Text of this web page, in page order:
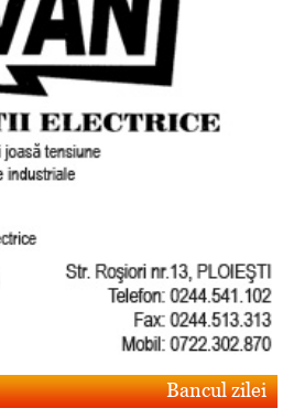
Bancul zilei